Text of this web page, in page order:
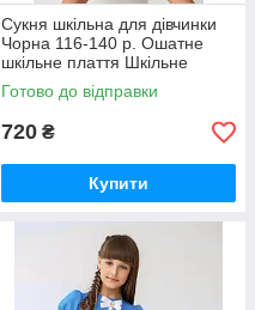
Сукня шкільна для дівчинки
Чорна 116-140 р. Ошатне
шкільне плаття Шкільне
плаття
Готово до відправки
720 ₴
Купити